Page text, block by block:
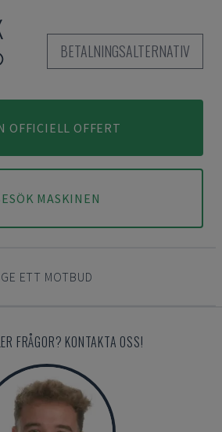
BETALNINGSALTERNATIV
OFFICIELL OFFERT
MASKINEN
GE ETT MOTBUD
FRÅGOR? KONTAKTA OSS!